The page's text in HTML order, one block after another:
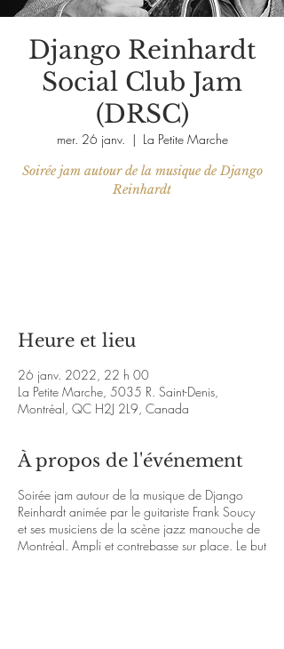
Django Reinhardt
Social Club Jam
(DRSC)
mer. 26 janv.
  |
La Petite Marche
Soirée jam autour de la musique de Django
Reinhardt
Heure et lieu
26 janv. 2022, 22 h 00
La Petite Marche, 5035 R. Saint-Denis,
Montréal, QC H2J 2L9, Canada
À propos de l'événement
Soirée jam autour de la musique de Django
Reinhardt animée par le guitariste Frank Soucy
et ses musiciens de la scène jazz manouche de
Montréal. Ampli et contrebasse sur place. Le but